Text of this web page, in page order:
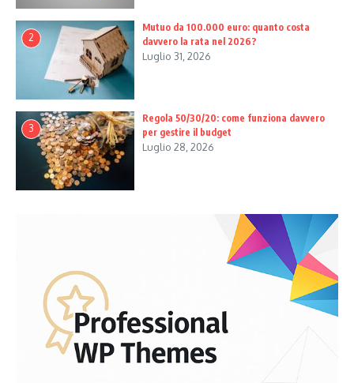
2
Mutuo da 100.000 euro: quanto costa
davvero la rata nel 2026?
Luglio 31, 2026
3
Regola 50/30/20: come funziona davvero
per gestire il budget
Luglio 28, 2026